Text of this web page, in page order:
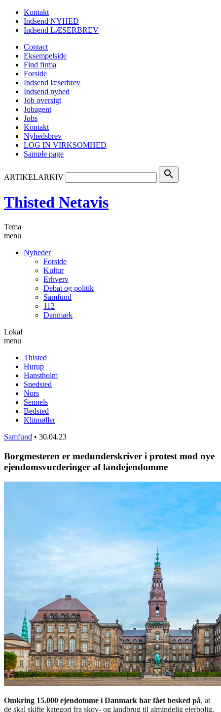
Kontakt
Indsend NYHED
Indsend LÆSERBREV
Contact
Eksempelside
Find firma
Forside
Indsend læserbrev
Indsend nyhed
Job oversigt
Jobagent
Jobs
Kontakt
Nyhedsbrev
LOG IN VIRKSOMHED
Sample page
ARTIKELARKIV search
Thisted Netavis
Tema
menu
Nyheder
Forside
Kultur
Erhverv
Debat og politik
Samfund
112
Danmark
Lokal
menu
Thisted
Hurup
Hanstholm
Snedsted
Nors
Sennels
Bedsted
Klitmøller
Samfund • 30.04.23
Borgmesteren er medunderskriver i protest mod nye
ejendomsvurderinger af landejendomme
Omkring 15.000 ejendomme i Danmark har fået besked på, at
de skal skifte kategori fra skov- og landbrug til almindelig ejerbolig.